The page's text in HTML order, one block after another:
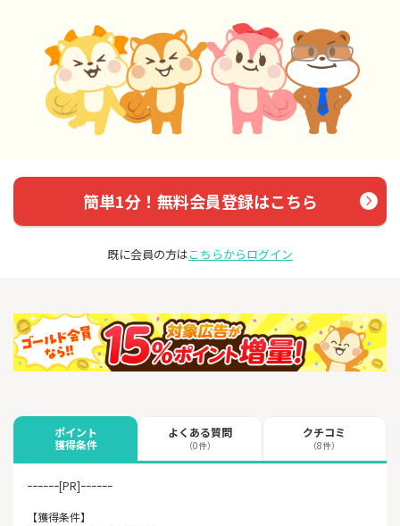
簡単1分！無料会員登録はこちら
既に会員の方はこちらからログイン
ポイント
獲得条件
よくある質問
（0件）
クチコミ
（8件）
ｰｰｰｰｰｰ[PR]ｰｰｰｰｰｰ
【獲得条件】